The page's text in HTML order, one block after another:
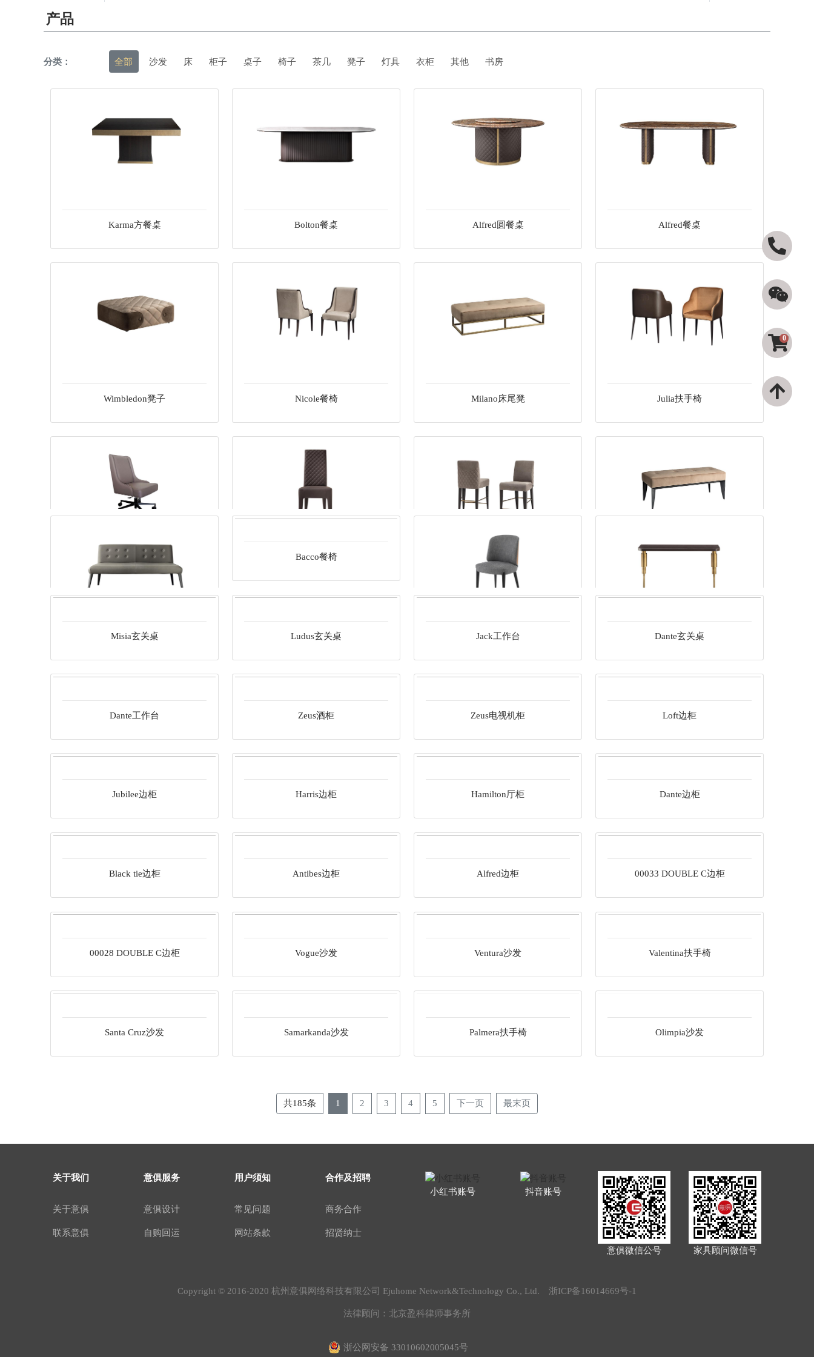
产品
分类： 全部 沙发 床 柜子 桌子 椅子 茶几 凳子 灯具 衣柜 其他 书房
Karma方餐桌 Bolton餐桌 Alfred圆餐桌 Alfred餐桌
Wimbledon凳子 Nicole餐椅 Milano床尾凳 Julia扶手椅
Hilary书椅 Dany椅子
Misia玄关桌 Ludus玄关桌 Jack工作台 Dante玄关桌
Dante工作台 Zeus酒柜 Zeus电视机柜 Loft边柜
Jubilee边柜 Harris边柜 Hamilton厅柜 Dante边柜
Black tie边柜 Antibes边柜 Alfred边柜
00028 DOUBLE C边柜 Vogue沙发 Ventura沙发 Valentina扶手椅
Santa Cruz沙发 Samarkanda沙发 Palmera扶手椅 Olimpia沙发
共185条 1 2 3 4 5 下一页 最末页
关于我们
关于意俱
联系意俱
意俱服务
意俱设计
自购回运
用户须知
常见问题
网站条款
合作及招聘
商务合作
招贤纳士
小红书账号 抖音账号
意俱微信公号 家具顾问微信号
Copyright © 2016-2020 杭州意俱网络科技有限公司 Ejuhome Network&Technology Co., Ltd. 浙ICP备16014669号-1
法律顾问：北京盈科律师事务所
浙公网安备 33010602005045号
0